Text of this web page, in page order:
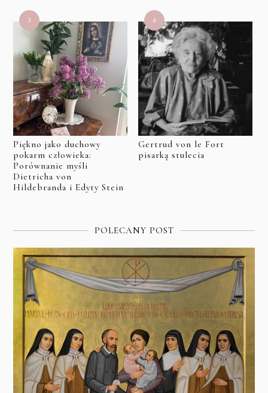
Piękno jako duchowy
pokarm człowieka:
Porównanie myśli
Dietricha von
Hildebranda i Edyty Stein
Gertrud von le Fort
pisarką stulecia
POLECANY POST